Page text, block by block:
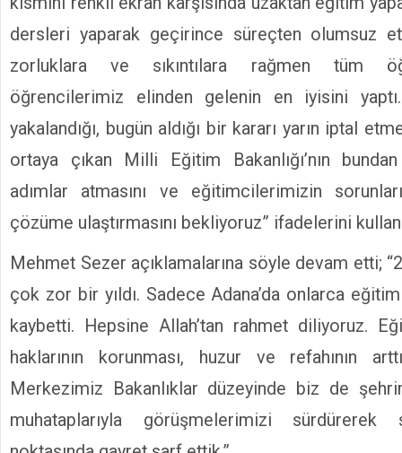
dersleri yaparak geçirince süreçten olumsuz
zorluklara ve sıkıntılara rağmen tüm
öğrencilerimiz elinden gelenin en iyisini yaptı.
yakalandığı, bugün aldığı bir kararı yarın iptal
ortaya çıkan Milli Eğitim Bakanlığı’nın
adımlar atmasını ve eğitimcilerimizin
çözüme ulaştırmasını bekliyoruz” ifadelerini
Mehmet Sezer açıklamalarına söyle devam etti;
çok zor bir yıldı. Sadece Adana’da onlarca eğitim
kaybetti. Hepsine Allah’tan rahmet diliyoruz.
haklarının korunması, huzur ve refahının
Merkezimiz Bakanlıklar düzeyinde biz de
muhataplarıyla görüşmelerimizi sürdürerek